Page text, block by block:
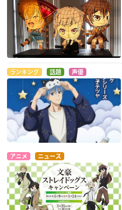
ランキング 話題 声優
アニメ ニュース